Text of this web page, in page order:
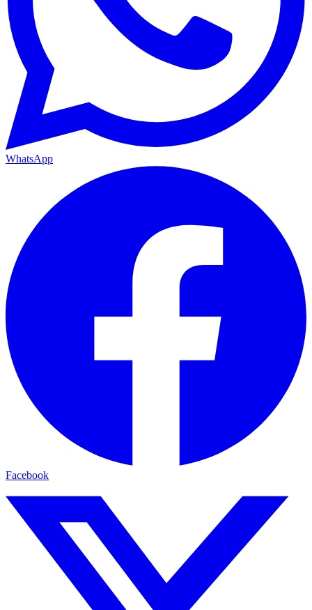
WhatsApp
Facebook